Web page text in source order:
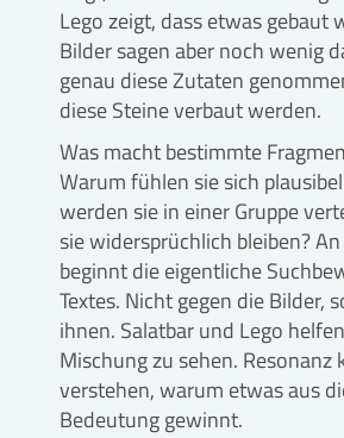
Lego zeigt, dass etwas gebaut
Bilder sagen aber noch wenig
genau diese Zutaten
diese Steine verbaut werden.
Was macht bestimmte
Warum fühlen sie sich
werden sie in einer Gruppe
sie widersprüchlich bleiben?
beginnt die eigentliche
Textes. Nicht gegen die Bilder,
ihnen. Salatbar und Lego
Mischung zu sehen. Resonanz
verstehen, warum etwas aus
Bedeutung gewinnt.